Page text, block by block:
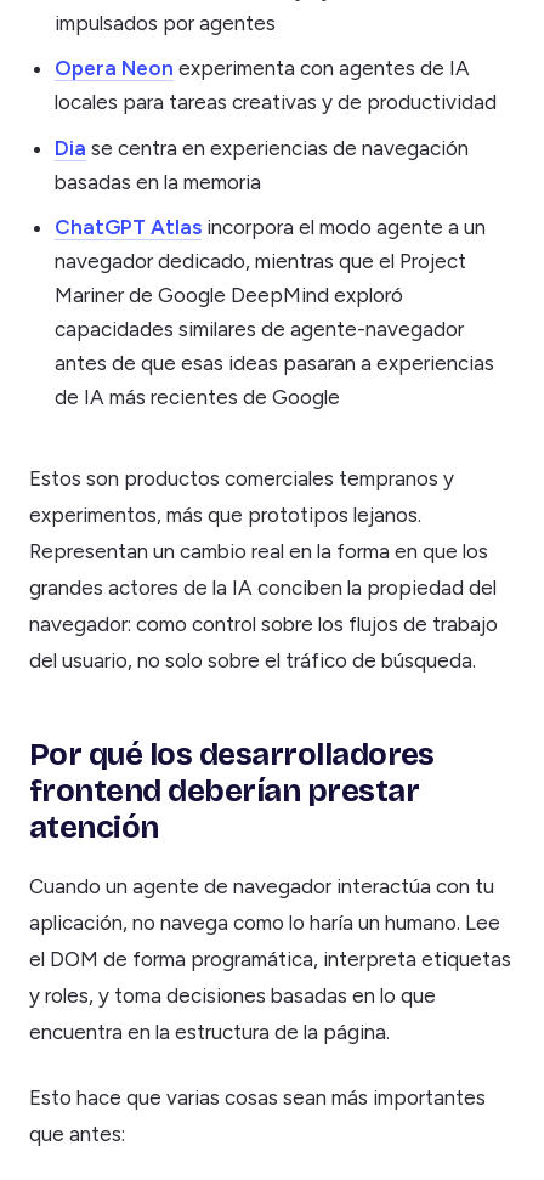
impulsados por agentes
Opera Neon experimenta con agentes de IA
locales para tareas creativas y de productividad
Dia se centra en experiencias de navegación
basadas en la memoria
ChatGPT Atlasincorpora el modo agente a un
navegador dedicado, mientras que el Project
Mariner de Google DeepMind exploró
capacidades similares de agente-navegador
antes de que esas ideas pasaran a experiencias
de IA más recientes de Google
Estos son productos comerciales tempranos y
experimentos, más que prototipos lejanos.
Representan un cambio real en la forma en que los
grandes actores de la IA conciben la propiedad del
navegador: como control sobre los flujos de trabajo
del usuario, no solo sobre el tráfico de búsqueda.
Por qué los desarrolladores
frontend deberían prestar
atención
Cuando un agente de navegador interactúa con tu
aplicación, no navega como lo haría un humano. Lee
el DOM de forma programática, interpreta etiquetas
y roles, y toma decisiones basadas en lo que
encuentra en la estructura de la página.
Esto hace que varias cosas sean más importantes
que antes: